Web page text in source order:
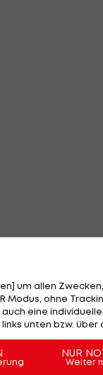
um allen
Modus, ohne
eine
unten bzw. über
NUR
Weiter